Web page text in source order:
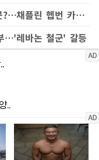
美·이란 회담장 뷔르겐슈토크 어떤 곳?…채플린 헵번 카터 다녀간 휴양지
…'레바논 철군' 갈등